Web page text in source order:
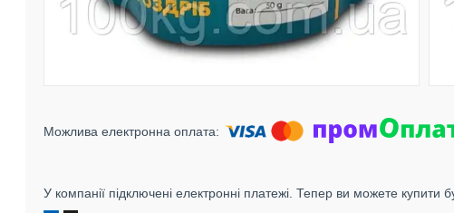
У компанії підключені електронні платежі. Тепер ви можете купити